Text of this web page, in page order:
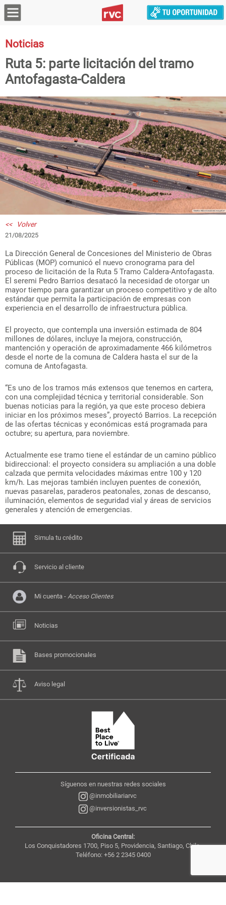
Noticias
Ruta 5: parte licitación del tramo
Antofagasta-Caldera
<< Volver
21/08/2025
La Dirección General de Concesiones del Ministerio de Obras
Públicas (MOP) comunicó el nuevo cronograma para del
proceso de licitación de la Ruta 5 Tramo Caldera-Antofagasta.
El seremi Pedro Barrios desatacó la necesidad de otorgar un
mayor tiempo para garantizar un proceso competitivo y de alto
estándar que permita la participación de empresas con
experiencia en el desarrollo de infraestructura pública.
El proyecto, que contempla una inversión estimada de 804
millones de dólares, incluye la mejora, construcción,
mantención y operación de aproximadamente 466 kilómetros
desde el norte de la comuna de Caldera hasta el sur de la
comuna de Antofagasta.
“Es uno de los tramos más extensos que tenemos en cartera,
con una complejidad técnica y territorial considerable. Son
buenas noticias para la región, ya que este proceso debiera
iniciar en los próximos meses”, proyectó Barrios. La recepción
de las ofertas técnicas y económicas está programada para
octubre; su apertura, para noviembre.
Actualmente ese tramo tiene el estándar de un camino público
bidireccional: el proyecto considera su ampliación a una doble
calzada que permita velocidades máximas entre 100 y 120
km/h. Las mejoras también incluyen puentes de conexión,
nuevas pasarelas, paraderos peatonales, zonas de descanso,
iluminación, elementos de seguridad vial y áreas de servicios
generales y atención de emergencias.
Simula tu crédito
Servicio al cliente
Mi cuenta - Acceso Clientes
Noticias
Bases promocionales
Aviso legal
Síguenos en nuestras redes sociales
@inmobiliariarvc
@inversionistas_rvc
Oficina Central:
Los Conquistadores 1700, Piso 5, Providencia, Santiago, Chile,
Teléfono: +56 2 2345 0400